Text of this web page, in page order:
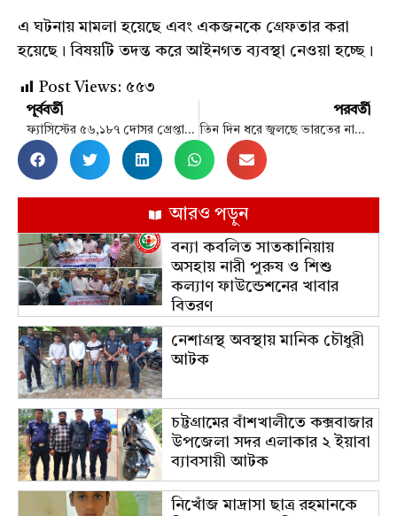
এঘটনায়মামলাহয়েছে এবং একজনকে গ্রেফতার করা
হয়েছে । বিষয়টি তদন্ত করে আইনগত ব্যবস্থা নেওয়া হচ্ছে।
Post Views: ৫৫৩
পূর্ববর্তী
ফ্যাসিস্টের ৫৬,১৮৭ দোসর গ্রেপ্তার, ৭০ ভাগই জামিনে মুক্ত
পরবর্তী
তিন দিন ধরে জ্বলছে ভারতের নাগাল্যান্ডের জুকো উপত্যকা
আরও পড়ুন
বন্যা কবলিত সাতকানিয়ায়
অসহায় নারী পুরুষ ও শিশু
কল্যাণ ফাউন্ডেশনের খাবার
বিতরণ
নেশাগ্রস্থ অবস্থায় মানিক চৌধুরী
আটক
চট্টগ্রামের বাঁশখালীতে কক্সবাজার
উপজেলা সদর এলাকার ২ ইয়াবা
ব্যাবসায়ী আটক
নিখোঁজ মাদ্রাসা ছাত্র রহমানকে